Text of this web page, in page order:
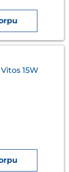
15W